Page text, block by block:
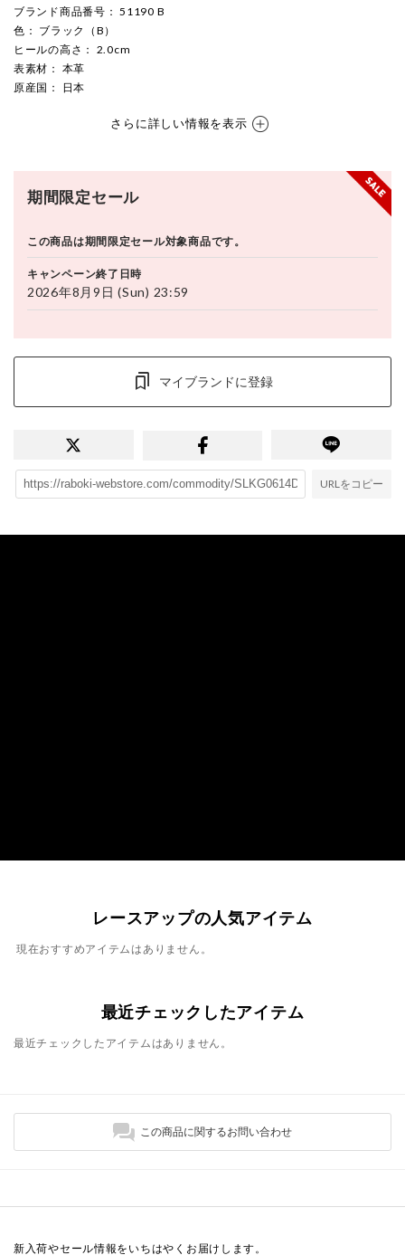
ブランド商品番号 ： 51190 B
色 ： ブラック（B）
ヒールの高さ ： 2.0cm
表素材 ： 本革
原産国 ： 日本
さらに詳しい情報を表示
期間限定セール
この商品は期間限定セール対象商品です。
キャンペーン終了日時
2026年8月9日 (Sun) 23:59
マイブランドに登録
URLをコピー
レースアップの人気アイテム
現在おすすめアイテムはありません。
最近チェックしたアイテム
最近チェックしたアイテムはありません。
この商品に関するお問い合わせ
新入荷やセール情報をいちはやくお届けします。